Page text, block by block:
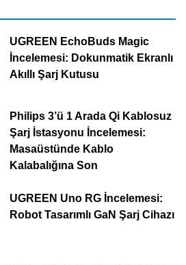
UGREEN EchoBuds Magic
İncelemesi: Dokunmatik Ekranlı
Akıllı Şarj Kutusu
Philips 3’ü 1 Arada Qi Kablosuz
Şarj İstasyonu İncelemesi:
Masaüstünde Kablo
Kalabalığına Son
UGREEN Uno RG İncelemesi:
Robot Tasarımlı GaN Şarj Cihazı